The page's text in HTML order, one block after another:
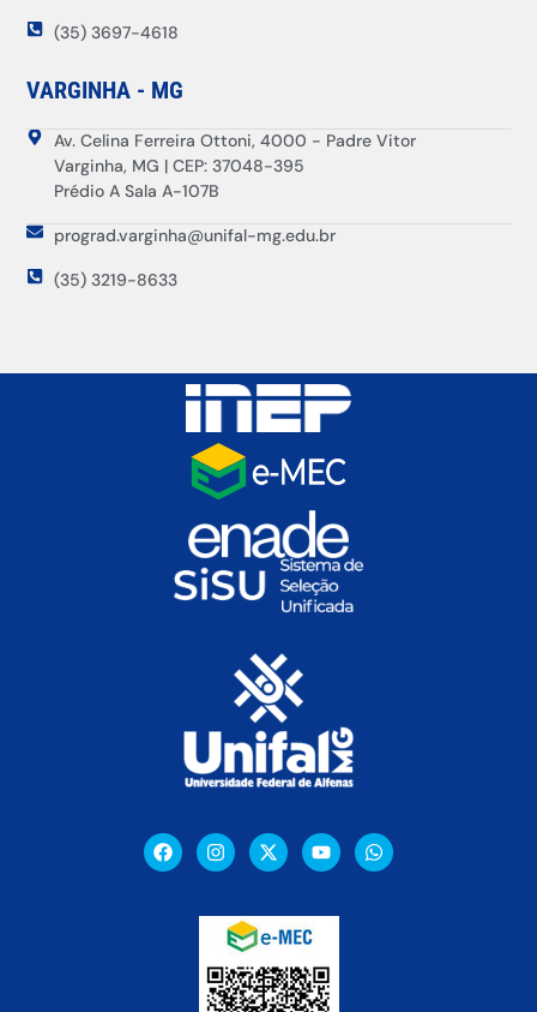
(35) 3697-4618
VARGINHA - MG
Av. Celina Ferreira Ottoni, 4000 - Padre Vitor
Varginha, MG | CEP: 37048-395
Prédio A Sala A-107B
prograd.varginha@unifal-mg.edu.br
(35) 3219-8633